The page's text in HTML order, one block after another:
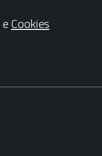
eCookies